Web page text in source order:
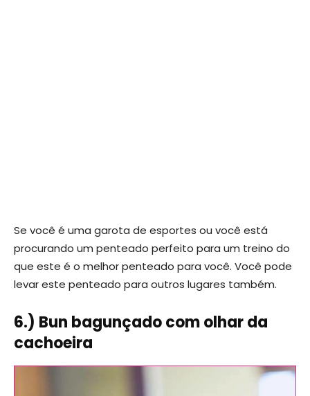
Se você é uma garota de esportes ou você está
procurando um penteado perfeito para um treino do
que este é o melhor penteado para você. Você pode
levar este penteado para outros lugares também.
6.) Bun bagunçado com olhar da
cachoeira